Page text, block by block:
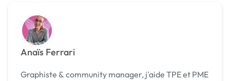
Anaïs Ferrari
Graphiste & community manager, j'aide TPE et PME